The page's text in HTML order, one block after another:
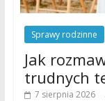
Sprawy rodzinne
Jak
trudnych
7 sierpnia 2026